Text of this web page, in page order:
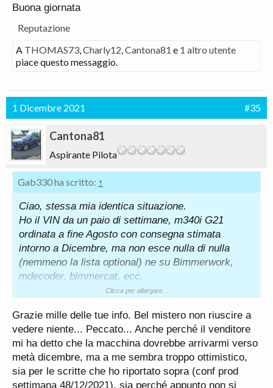
Buona giornata
Reputazione
A THOMAS73,Charly12,Cantona81 e 1 altro utente
piace questo messaggio.
1 Dicembre 2021 #35
Cantona81
Aspirante Pilota
Gab330 ha scritto: ↑
Ciao, stessa mia identica situazione.
Ho il VIN da un paio di settimane, m340i G21
ordinata a fine Agosto con consegna stimata
intorno a Dicembre, ma non esce nulla di nulla
(nemmeno la lista optional) ne su Bimmerwork,
mdecoder, bimmercat, ecc.
Quando il venditore mi ha chiamato
detto che il codice interno di produzione era 152
(quindi verniciatura), quindi è strano che dopo 15
giorni non mi esce nemmeno la lista optional.
Comunque da quel che so a riguardo il telaio
dovrebbe essere inciso sulla macchina quando
Clicca per allargare...
Grazie mille delle tue info. Bel mistero non riuscire a
vedere niente... Peccato... Anche perché il venditore
mi ha detto che la macchina dovrebbe arrivarmi verso
metà dicembre, ma a me sembra troppo ottimistico,
sia per le scritte che ho riportato sopra (conf prod
settimana 48/12/2021), sia perché appunto non si